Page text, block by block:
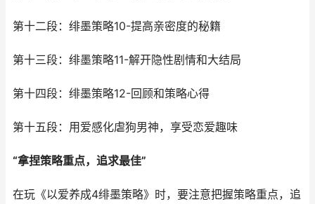
第十二段：绯墨策略10-提高亲密度的秘籍
第十三段：绯墨策略11-解开隐性剧情和大结局
第十四段：绯墨策略12-回顾和策略心得
第十五段：用爱感化虐狗男神，享受恋爱趣味
“拿捏策略重点，追求最佳”
在玩《以爱养成4绯墨策略》时，要注意把握策略重点，追